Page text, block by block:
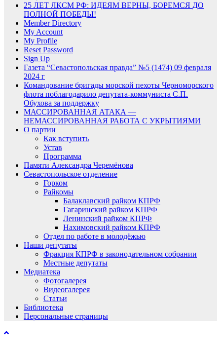
25 ЛЕТ ЛКСМ РФ: ИДЕЯМ ВЕРНЫ, БОРЕМСЯ ДО
ПОЛНОЙ ПОБЕДЫ!
Member Directory
My Account
My Profile
Reset Password
Sign Up
Газета “Севастопольская правда” №5 (1474) 09 февраля
2024 г
Командование бригады морской пехоты Черноморского
флота поблагодарило депутата-коммуниста С.П.
Обухова за поддержку
МАССИРОВАННАЯ АТАКА —
НЕМАССИРОВАННАЯ РАБОТА С УКРЫТИЯМИ
О партии
Как вступить
Устав
Программа
Памяти Александра Черемёнова
Севастопольское отделение
Горком
Райкомы
Балаклавский райком КПРФ
Гагаринский райком КПРФ
Ленинский райком КПРФ
Нахимовский райком КПРФ
Отдел по работе в молодёжью
Наши депутаты
Фракция КПРФ в законодательном собрании
Местные депутаты
Медиатека
Фотогалерея
Видеогалерея
Статьи
Библиотека
Персональные страницы